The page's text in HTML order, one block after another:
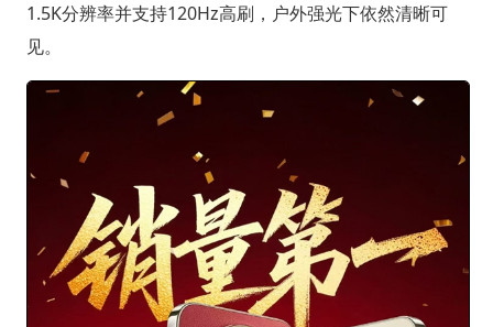
1.5K分辨率并支持120Hz高刷，户外强光下依然清晰可
见。